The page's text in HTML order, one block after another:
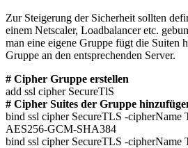
Zur Steigerung der Sicherheit sollten
einem Netscaler, Loadbalancer etc.
man eine eigene Gruppe fügt die Suiten
Gruppe an den entsprechenden Server.
# Cipher Gruppe erstellen
add ssl cipher SecureTlS
# Cipher Suites der Gruppe
bind ssl cipher SecureTLS -
AES256-GCM-SHA384
bind ssl cipher SecureTLS -